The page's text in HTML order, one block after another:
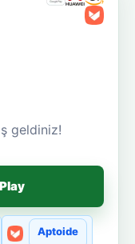
geldiniz!
Aptoide